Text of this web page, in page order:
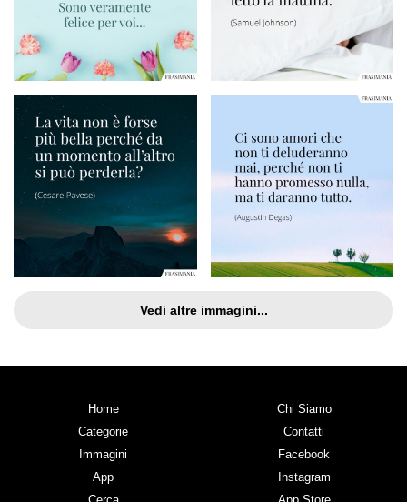
Vedi altre immagini...
Home
Categorie
Immagini
App
Chi Siamo
Contatti
Facebook
Instagram